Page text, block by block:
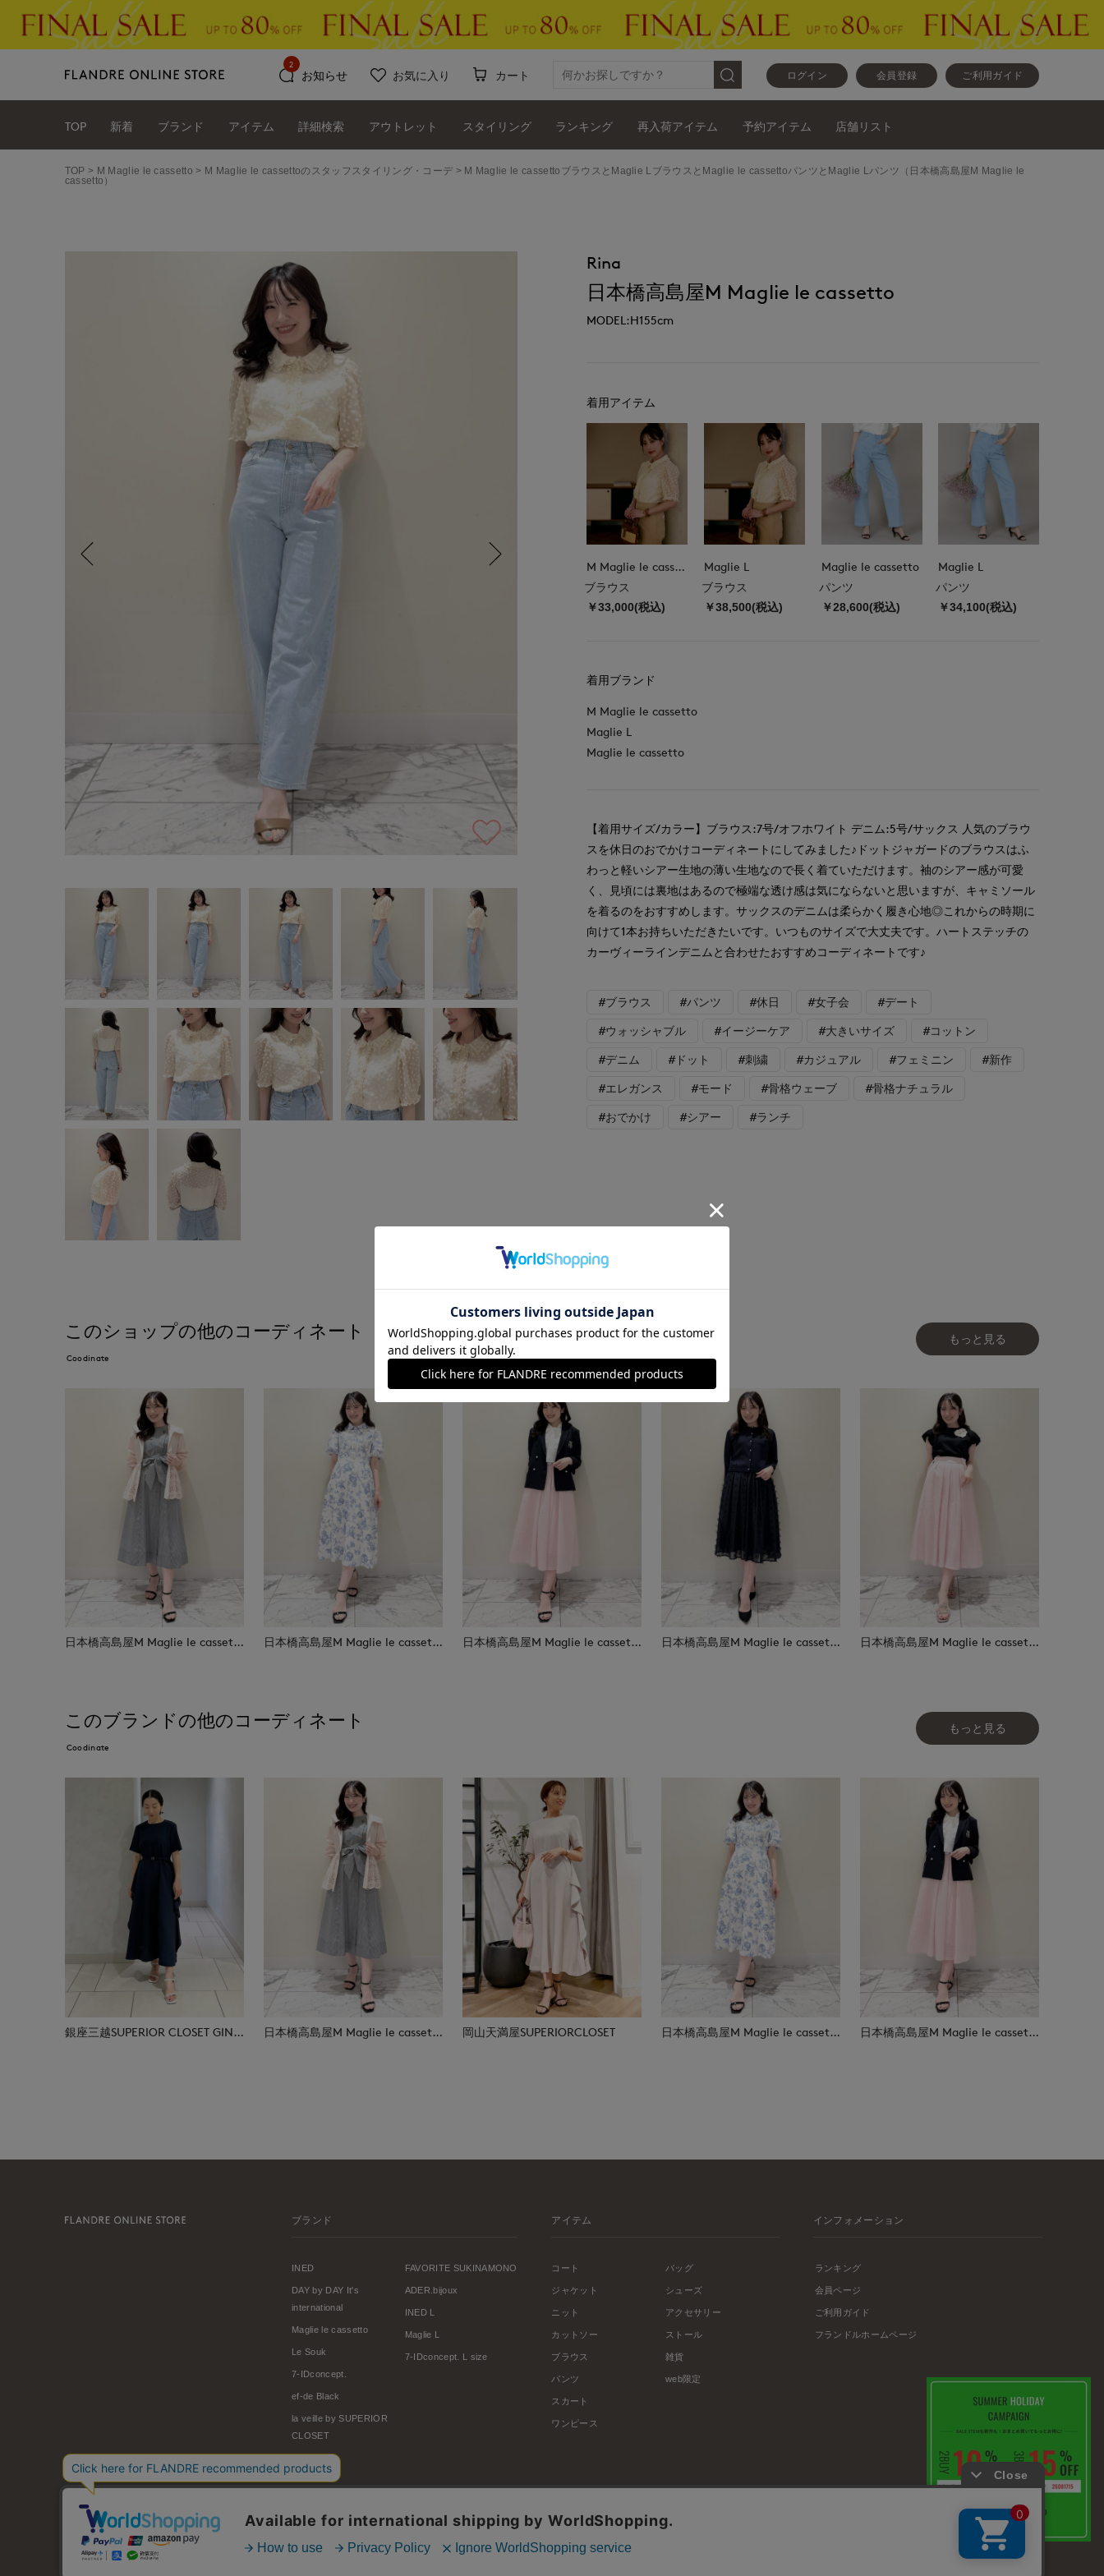
ログイン 会員登録 ご利用ガイド
お知らせ
2
お気に入り カート
TOP 新着 ブランド アイテム 詳細検索 アウトレット スタイリング ランキング 再入荷アイテム 予約アイテム 店舗リスト
TOP M Maglie le cassetto M Maglie le cassettoのスタッフスタイリング・コーデ
M Maglie le cassettoブラウスとMaglie LブラウスとMaglie le cassettoパンツとMaglie Lパンツ（日本橋高島屋M Maglie le
cassetto）
Rina
日本橋高島屋M Maglie le cassetto
MODEL:H155cm
着用アイテム
M Maglie le cassetto
ブラウス
￥33,000(税込)
Maglie L
ブラウス
￥38,500(税込)
Maglie le cassetto
パンツ
￥28,600(税込)
Maglie L
パンツ
￥34,100(税込)
着用ブランド
M Maglie le cassetto
Maglie L
Maglie le cassetto
【着用サイズ/カラー】ブラウス:7号/オフホワイト デニム:5号/サックス 人気のブラウ
スを休日のおでかけコーディネートにしてみました♪ドットジャガードのブラウスはふ
わっと軽いシアー生地の薄い生地なので長く着ていただけます。袖のシアー感が可愛
く、見頃には裏地はあるので極端な透け感は気にならないと思いますが、キャミソール
を着るのをおすすめします。サックスのデニムは柔らかく履き心地◎これからの時期に
向けて1本お持ちいただきたいです。いつものサイズで大丈夫です。ハートステッチの
カーヴィーラインデニムと合わせたおすすめコーディネートです♪
#ブラウス #パンツ #休日 #女子会 #デート
#ウォッシャブル #イージーケア #大きいサイズ #コットン
#デニム #ドット #刺繍 #カジュアル #フェミニン #新作
#エレガンス #モード #骨格ウェーブ #骨格ナチュラル
#おでかけ #シアー #ランチ
このショップの他のコーディネート
Coodinate
もっと見る
日本橋高島屋M Maglie le cassetto 日本橋高島屋M Maglie le cassetto 日本橋高島屋M Maglie le cassetto 日本橋高島屋M Maglie le cassetto 日本橋高島屋M Maglie le cassetto
このブランドの他のコーディネート
Coodinate
もっと見る
銀座三越SUPERIOR CLOSET GINZA 日本橋高島屋M Maglie le cassetto 岡山天満屋SUPERIORCLOSET 日本橋高島屋M Maglie le cassetto 日本橋高島屋M Maglie le cassetto
ブランド
INED
DAY by DAY It's
international
Maglie le cassetto
Le Souk
7-IDconcept.
ef-de Black
la veille by SUPERIOR
CLOSET
FAVORITE SUKINAMONO
ADER.bijoux
INED L
Maglie L
7-IDconcept. L size
アイテム
コート
ジャケット
ニット
カットソー
ブラウス
パンツ
スカート
ワンピース
バッグ
シューズ
アクセサリー
ストール
雑貨
web限定
インフォメーション
ランキング
会員ページ
ご利用ガイド
フランドルホームページ
© FLANDRE CO., LTD.